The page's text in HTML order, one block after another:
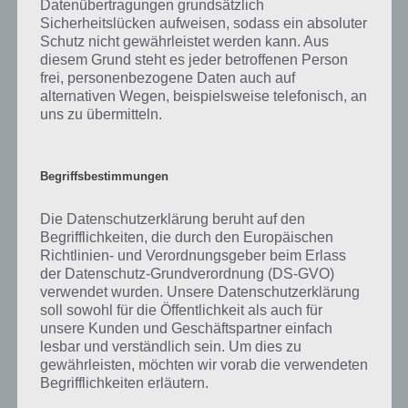
Brain Out ist nicht wie jede andere Spiele App, denn hier musst du
gezielt um die Ecke denken und alles auf die Goldwaage legen, um
die Level erfolgreich abzuschließen. Hier musst du Gegenstände
verschieben, die richtige Lösung antippen, das Ergebnis eintragen,
dein Gerät schütteln oder neigen oder auch mehrere Gesten
gleichzeitig machen.
Android, aber auch im iTunes App Store, die dich auf die Schippe
Mit über 1 Million Downloads gehört Brain Out aber zu den
erfolgreicheren. Nervig ist hier jedoch die Werbung, sodass du hier
mit unserer Lösung auch ohne diese schauen zu müssen
weiterkommst.
[index]
Sollte die dargestellte Lösung nicht mehr stimmen, kannst du dich
gerne in den Kommentaren melden!
Datenübertragungen grundsätzlich
Sicherheitslücken aufweisen, sodass ein absoluter
Schutz nicht gewährleistet werden kann. Aus
diesem Grund steht es jeder betroffenen Person
frei, personenbezogene Daten auch auf
alternativen Wegen, beispielsweise telefonisch, an
uns zu übermitteln.
Begriffsbestimmungen
Die Datenschutzerklärung beruht auf den
Begrifflichkeiten, die durch den Europäischen
Richtlinien- und Verordnungsgeber beim Erlass
der Datenschutz-Grundverordnung (DS-GVO)
verwendet wurden. Unsere Datenschutzerklärung
soll sowohl für die Öffentlichkeit als auch für
unsere Kunden und Geschäftspartner einfach
lesbar und verständlich sein. Um dies zu
gewährleisten, möchten wir vorab die verwendeten
Begrifflichkeiten erläutern.